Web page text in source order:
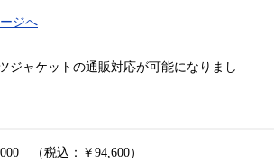
ジへ
ジャケットの通販対応が可能になりまし
（税込：￥94,600）